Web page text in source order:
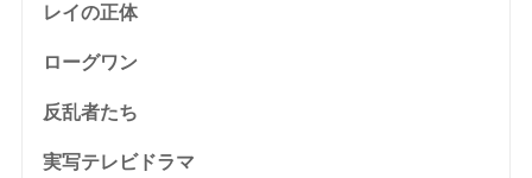
レイの正体
ローグワン
反乱者たち
実写テレビドラマ